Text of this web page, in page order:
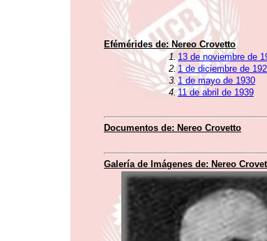
Efémérides de: Nereo Crovetto
1. 13 de noviembre de
2. 1 de diciembre de
3. 1 de mayo de 1930
4. 11 de abril de 1939
Documentos de: Nereo Crovetto
Galería de Imágenes de: Nereo